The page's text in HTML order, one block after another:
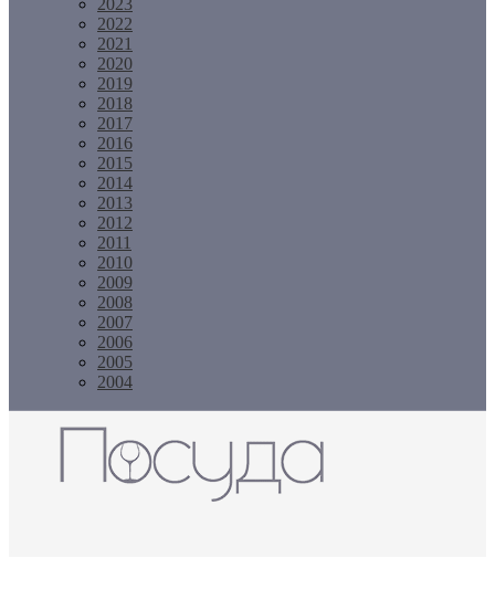
2023
2022
2021
2020
2019
2018
2017
2016
2015
2014
2013
2012
2011
2010
2009
2008
2007
2006
2005
2004